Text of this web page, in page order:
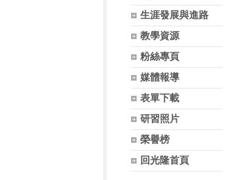
生涯發展與進路
教學資源
粉絲專頁
媒體報導
表單下載
研習照片
榮譽榜
回光隆首頁